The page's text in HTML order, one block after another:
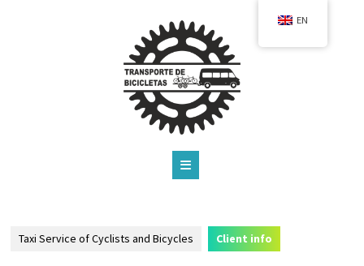
Taxi Service of Cyclists and Bicycles Client info
EN